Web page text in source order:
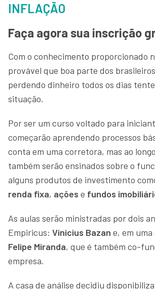
INFLAÇÃO
Faça agora sua inscrição
Com o conhecimento proporcionado
provável que boa parte dos
perdendo dinheiro todos os dias
situação.
Por ser um curso voltado para
começarão aprendendo processos
conta em uma corretora, mas ao
também serão ensinados sobre o
alguns produtos de investimento
renda fixa, ações e fundos
As aulas serão ministradas por dois
Empiricus: Vinicius Bazan e, em
Felipe Miranda, que é também co-
empresa.
A casa de análise decidiu